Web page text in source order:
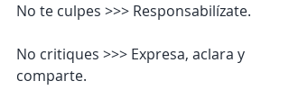
No te culpes >>> Responsabilízate.
No critiques >>> Expresa, aclara y
comparte.